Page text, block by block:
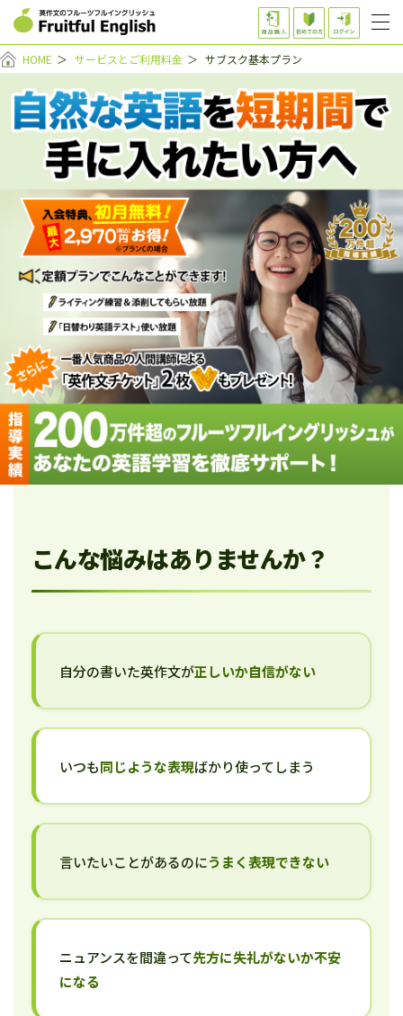
HOME ＞ サービスとご利用料金 ＞ サブスク基本プラン
こんな悩みはありませんか？
自分の書いた英作文が正しいか自信がない
いつも同じような表現ばかり使ってしまう
言いたいことがあるのにうまく表現できない
ニュアンスを間違って先方に失礼がないか不安
になる